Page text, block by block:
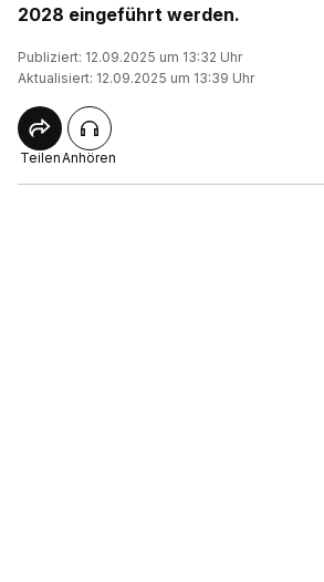
2028 eingeführt werden.
Publiziert: 12.09.2025 um 13:32 Uhr
Aktualisiert: 12.09.2025 um 13:39 Uhr
TeilenAnhören